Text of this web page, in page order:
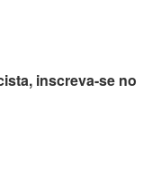
inscreva-se no